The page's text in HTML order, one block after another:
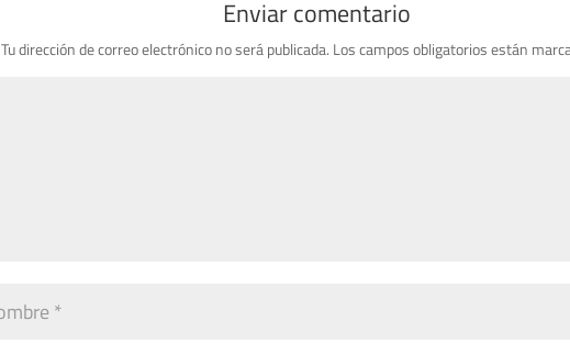
Enviar comentario
Tu dirección de correo electrónico no será publicada. Los campos obligatorios están